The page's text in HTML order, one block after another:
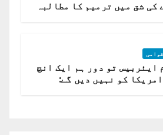
کی شق میں ترمیم کا مطالبہ
ایئربیس تو دور ہم ایک انچ
کو نہیں دیں گے: